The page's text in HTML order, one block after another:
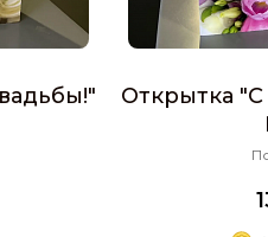
Открытка